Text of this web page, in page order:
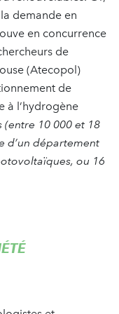
demande en
en concurrence
de
(Atecopol)
de
à l’hydrogène
(entre 10 000 et 18
d’un département
ou 16